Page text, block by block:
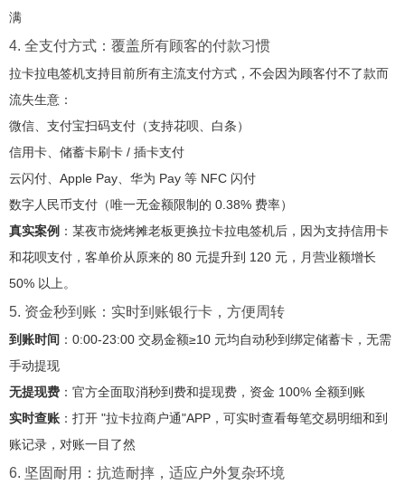
满
4. 全支付方式：覆盖所有顾客的付款习惯
拉卡拉电签机支持目前所有主流支付方式，不会因为顾客付不了款而
流失生意：
微信、支付宝扫码支付（支持花呗、白条）
信用卡、储蓄卡刷卡 / 插卡支付
云闪付、Apple Pay、华为 Pay 等 NFC 闪付
数字人民币支付（唯一无金额限制的 0.38% 费率）
真实案例 ：某夜市烧烤摊老板更换拉卡拉电签机后，因为支持信用卡
和花呗支付，客单价从原来的 80 元提升到 120 元，月营业额增长
50% 以上。
5. 资金秒到账：实时到账银行卡，方便周转
到账时间 ：0:00-23:00 交易金额≥10 元均自动秒到绑定储蓄卡，无需
手动提现
无提现费 ：官方全面取消秒到费和提现费，资金 100% 全额到账
实时查账 ：打开 "拉卡拉商户通"APP，可实时查看每笔交易明细和到
账记录，对账一目了然
6. 坚固耐用：抗造耐摔，适应户外复杂环境